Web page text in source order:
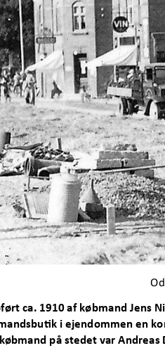
ca. 1910 af købmand Jens
i ejendommen en
på stedet var